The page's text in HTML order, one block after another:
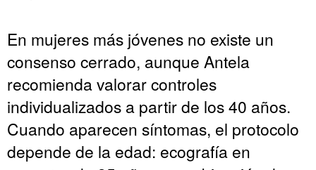
En mujeres más jóvenes no existe un
consenso cerrado, aunque Antela
recomienda valorar controles
individualizados a partir de los 40 años.
Cuando aparecen síntomas, el protocolo
depende de la edad: ecografía en